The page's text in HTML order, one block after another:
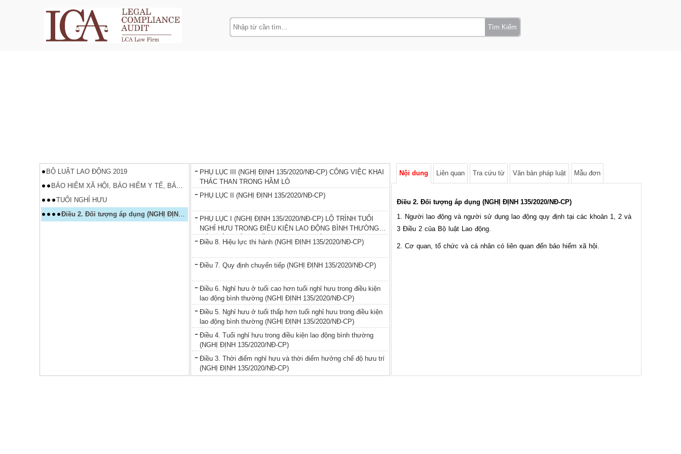
Tìm Kiếm
BỘ LUẬT LAO ĐỘNG 2019
BẢO HIỂM XÃ HỘI, BẢO HIỂM Y TẾ, BẢO HIỂM THẤT NGHIỆP
TUỔI NGHỈ HƯU
Điều 2. Đối tượng áp dụng (NGHỊ ĐỊNH 135/2020/NĐ-CP)
PHỤ LỤC III (NGHỊ ĐỊNH 135/2020/NĐ-CP) CÔNG VIỆC KHAI
THÁC THAN TRONG HẦM LÒ
PHỤ LỤC II (NGHỊ ĐỊNH 135/2020/NĐ-CP)
PHỤ LỤC I (NGHỊ ĐỊNH 135/2020/NĐ-CP) LỘ TRÌNH TUỔI
NGHỈ HƯU TRONG ĐIỀU KIỆN LAO ĐỘNG BÌNH THƯỜNG
GẮN VỚI THÁNG, NĂM SINH TƯƠNG ỨNG
Điều 8. Hiệu lực thi hành (NGHỊ ĐỊNH 135/2020/NĐ-CP)
Điều 7. Quy định chuyển tiếp (NGHỊ ĐỊNH 135/2020/NĐ-CP)
Điều 6. Nghỉ hưu ở tuổi cao hơn tuổi nghỉ hưu trong điều kiện
lao động bình thường (NGHỊ ĐỊNH 135/2020/NĐ-CP)
Điều 5. Nghỉ hưu ở tuổi thấp hơn tuổi nghỉ hưu trong điều kiện
lao động bình thường (NGHỊ ĐỊNH 135/2020/NĐ-CP)
Điều 4. Tuổi nghỉ hưu trong điều kiện lao động bình thường
(NGHỊ ĐỊNH 135/2020/NĐ-CP)
Điều 3. Thời điểm nghỉ hưu và thời điểm hưởng chế độ hưu trí
(NGHỊ ĐỊNH 135/2020/NĐ-CP)
Nội dung Liên quan Tra cứu từ Văn bản pháp luật Mẫu đơn
Điều 2. Đối tượng áp dụng (NGHỊ ĐỊNH 135/2020/NĐ-CP)
1. Người lao động và người sử dụng lao động quy định tại các khoản 1, 2 và
3 Điều 2 của Bộ luật Lao động.
2. Cơ quan, tổ chức và cá nhân có liên quan đến bảo hiểm xã hội.